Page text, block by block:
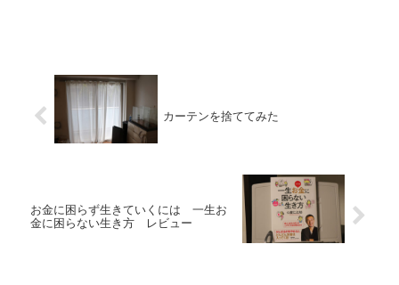
カーテンを捨ててみた
お金に困らず生きていくには 一生お
金に困らない生き方 レビュー